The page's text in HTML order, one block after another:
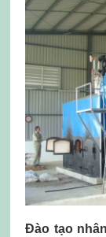
Đào tạo